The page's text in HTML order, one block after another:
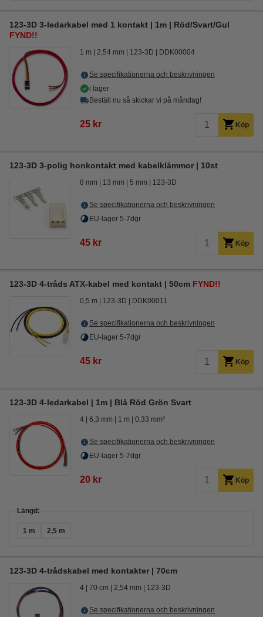
123-3D 3-ledarkabel med 1 kontakt | 1m | Röd/Svart/Gul
FYND!!
1 m 2,54 mm 123-3D DDK00004
Se specifikationerna och beskrivningen
i lager
Beställ nu så skickar vi på måndag!
25 kr Köp
123-3D 3-polig honkontakt med kabelklämmor | 10st
8 mm 13 mm 5 mm 123-3D
Se specifikationerna och beskrivningen
EU-lager 5-7dgr
45 kr Köp
123-3D 4-tråds ATX-kabel med kontakt | 50cm FYND!!
0,5 m 123-3D DDK00011
Se specifikationerna och beskrivningen
EU-lager 5-7dgr
45 kr Köp
123-3D 4-ledarkabel | 1m | Blå Röd Grön Svart
4 6,3 mm 1 m 0,33 mm²
Se specifikationerna och beskrivningen
EU-lager 5-7dgr
20 kr Köp
Längd:
1 m 2,5 m
123-3D 4-trådskabel med kontakter | 70cm
4 70 cm 2,54 mm 123-3D
Se specifikationerna och beskrivningen